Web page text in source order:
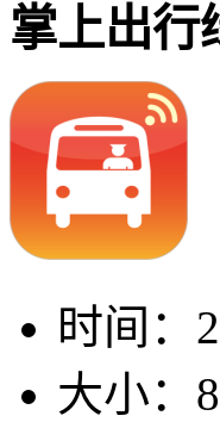
掌上出行
时间：
大小：